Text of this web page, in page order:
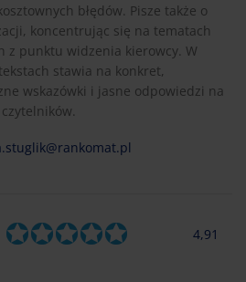
błędów. Pisze także o
koncentrując się na tematach
z punktu widzenia kierowcy. W
stawia na konkret,
wskazówki i jasne odpowiedzi na
4,91